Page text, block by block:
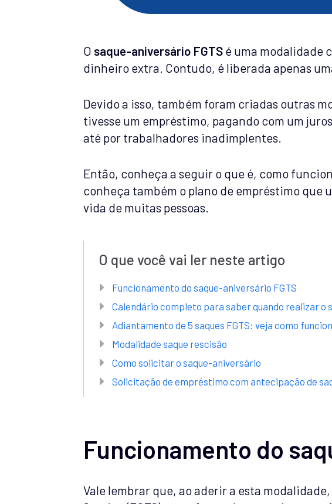
O saque-aniversário FGTS é uma modalidade
dinheiro extra. Contudo, é liberada apenas
Devido a isso, também foram criadas outras
tivesse um empréstimo, pagando com um
até por trabalhadores inadimplentes.
Então, conheça a seguir o que é, como
conheça também o plano de empréstimo
vida de muitas pessoas.
O que você vai ler neste artigo
Funcionamento do saque-aniversário FGTS
Calendário completo para saber quando realizar o
Adiantamento de 5 saques FGTS: veja como
Modalidade saque rescisão
Como solicitar o saque-aniversário
Solicitação de empréstimo com antecipação de
Funcionamento do
Vale lembrar que, ao aderir a esta